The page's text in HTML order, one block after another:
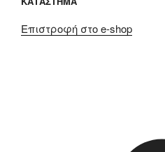
Επιστροφή στο e-shop